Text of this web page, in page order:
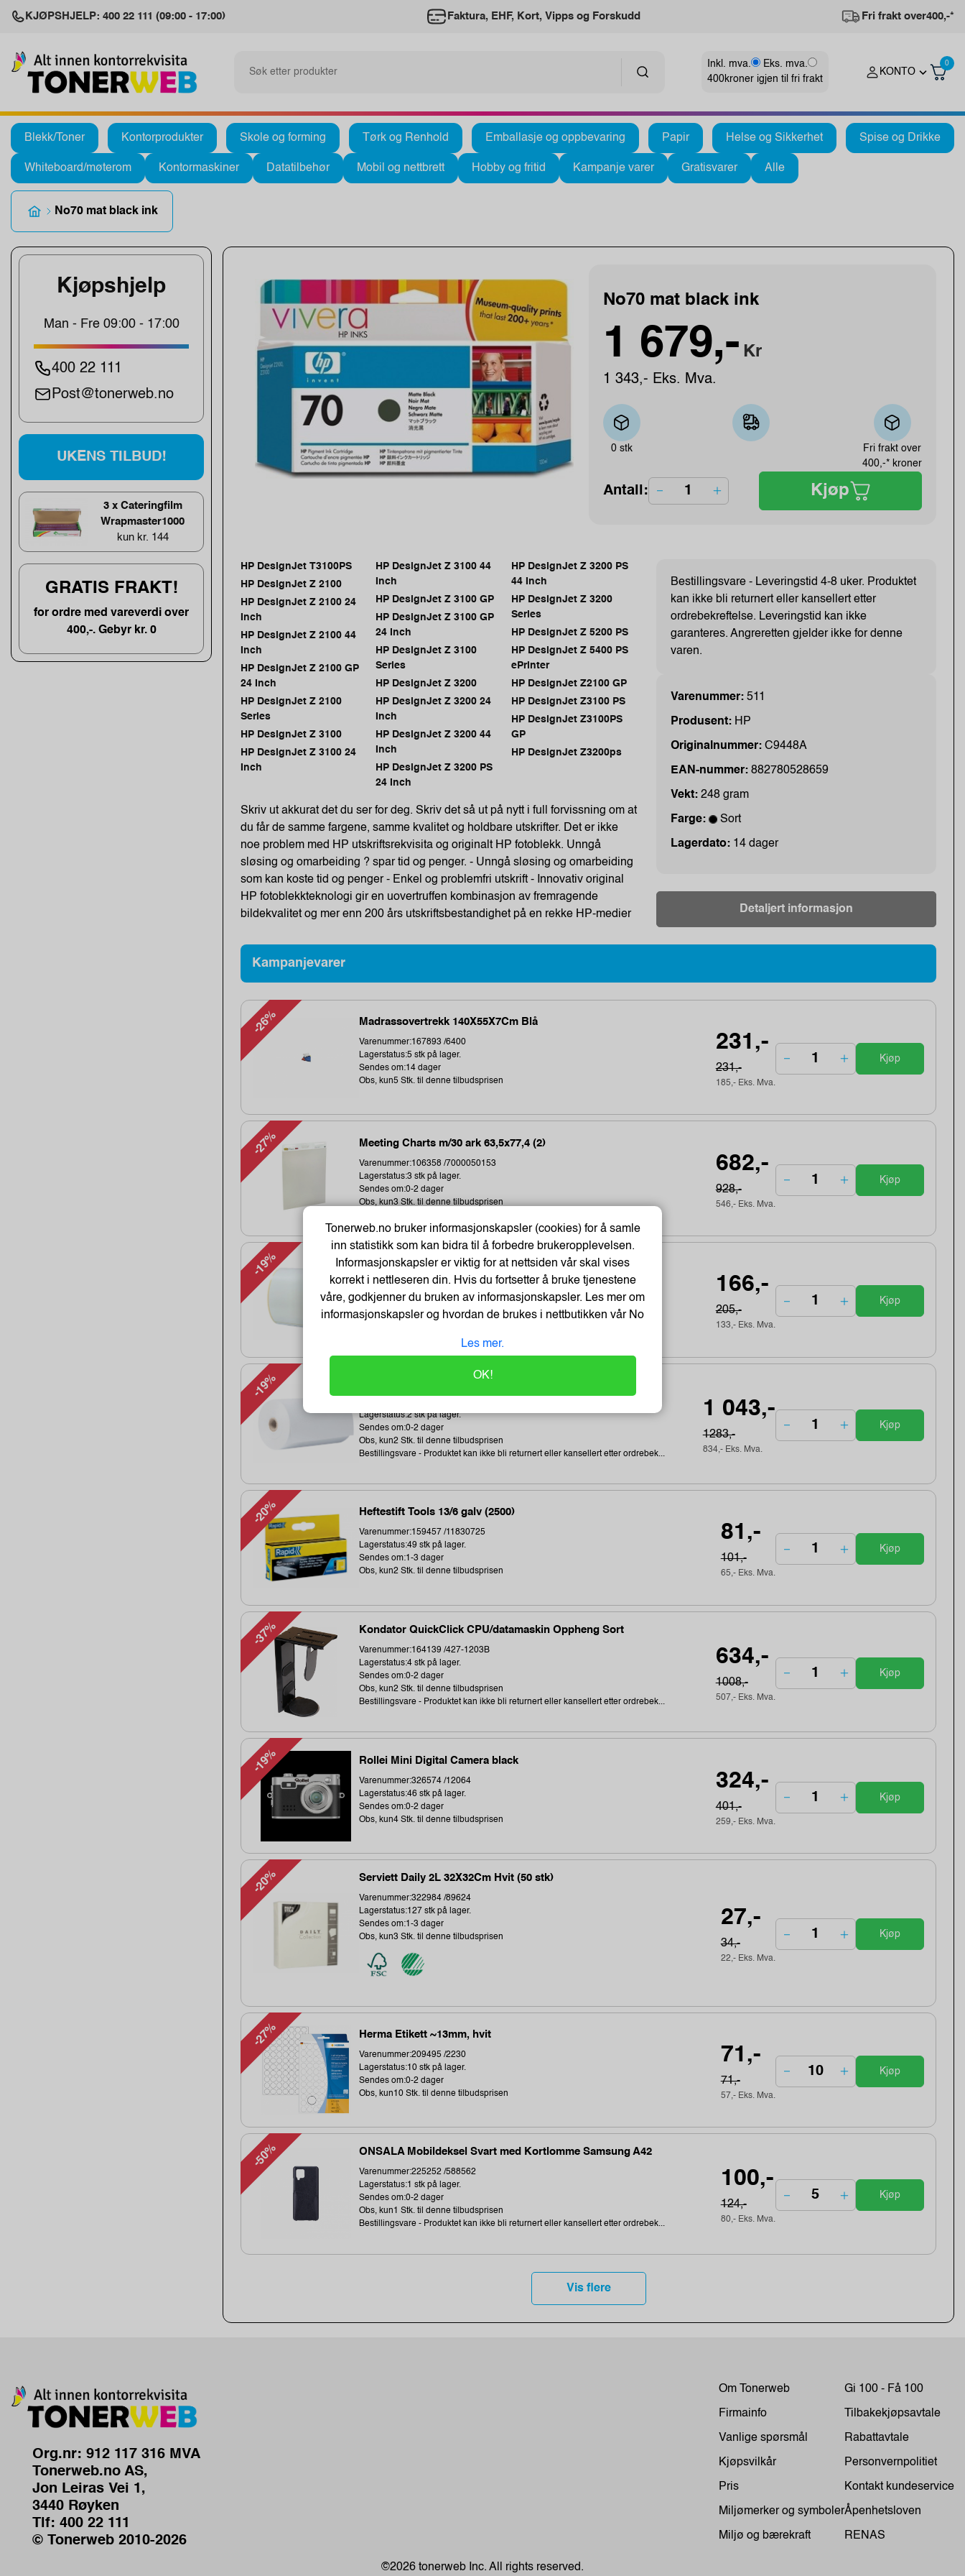
KJØPSHJELP: 400 22 111 (09:00 - 17:00) Faktura, EHF, Kort, Vipps og Forskudd Fri frakt over400,-*
Inkl. mva.
Eks. mva.
400kroner igjen til fri frakt
KONTO
0
Blekk/Toner Kontorprodukter Skole og forming Tørk og Renhold Emballasje og oppbevaring Papir Helse og Sikkerhet Spise og Drikke
Whiteboard/møterom Kontormaskiner Datatilbehør Mobil og nettbrett Hobby og fritid Kampanje varer Gratisvarer Alle
No70 mat black ink
Kjøpshjelp
Man - Fre 09:00 - 17:00
400 22 111
Post@tonerweb.no
UKENS TILBUD!
3 x Cateringfilm
Wrapmaster1000
kun kr. 144
GRATIS FRAKT!
for ordre med vareverdi over
400,-. Gebyr kr. 0
No70 mat black ink
1 679,- Kr
1 343,- Eks. Mva.
0 stk
Fri frakt over
400,-* kroner
Antall: Kjøp
HP DesignJet T3100PS
HP DesignJet Z 2100
HP DesignJet Z 2100 24
Inch
HP DesignJet Z 2100 44
Inch
HP DesignJet Z 2100 GP
24 Inch
HP DesignJet Z 2100
Series
HP DesignJet Z 3100
HP DesignJet Z 3100 24
Inch
HP DesignJet Z 3100 44
Inch
HP DesignJet Z 3100 GP
HP DesignJet Z 3100 GP
24 Inch
HP DesignJet Z 3100
Series
HP DesignJet Z 3200
HP DesignJet Z 3200 24
Inch
HP DesignJet Z 3200 44
Inch
HP DesignJet Z 3200 PS
24 Inch
HP DesignJet Z 3200 PS
44 Inch
HP DesignJet Z 3200
Series
HP DesignJet Z 5200 PS
HP DesignJet Z 5400 PS
ePrinter
HP DesignJet Z2100 GP
HP DesignJet Z3100 PS
HP DesignJet Z3100PS
GP
HP DesignJet Z3200ps
Skriv ut akkurat det du ser for deg. Skriv det så ut på nytt i full forvissning om at
du får de samme fargene, samme kvalitet og holdbare utskrifter. Det er ikke
noe problem med HP utskriftsrekvisita og originalt HP fotoblekk. Unngå
sløsing og omarbeiding ? spar tid og penger. - Unngå sløsing og omarbeiding
som kan koste tid og penger - Enkel og problemfri utskrift - Innovativ original
HP fotoblekkteknologi gir en uovertruffen kombinasjon av fremragende
bildekvalitet og mer enn 200 års utskriftsbestandighet på en rekke HP-medier
Bestillingsvare - Leveringstid 4-8 uker. Produktet
kan ikke bli returnert eller kansellert etter
ordrebekreftelse. Leveringstid kan ikke
garanteres. Angreretten gjelder ikke for denne
varen.
Varenummer:511
Produsent: HP
Originalnummer:C9448A
EAN-nummer:882780528659
Vekt:248 gram
Farge: Sort
Lagerdato: 14 dager
Detaljert informasjon
Kampanjevarer
-26% Madrassovertrekk 140X55X7Cm Blå
Varenummer:167893 /6400
Lagerstatus:5 stk på lager.
Sendes om:14 dager
Obs, kun5 Stk. til denne tilbudsprisen
231,-
231,-
185,- Eks. Mva.
Kjøp
-27% Meeting Charts m/30 ark 63,5x77,4 (2)
Varenummer:106358 /7000050153
Lagerstatus:3 stk på lager.
Sendes om:0-2 dager
Obs, kun3 Stk. til denne tilbudsprisen
682,-
928,-
546,- Eks. Mva.
Kjøp
-19% Termoetikett 102X192Mm Ø76Mm (350 stk)
Varenummer:243896 /1315306-002
Lagerstatus:673 stk på lager.
Sendes om:1-3 dager
166,-
205,-
133,- Eks. Mva.
Kjøp
-19% Direct thermal receipt roll 101,6 mm wide, 32,2 meter length
Lagerstatus:2 stk på lager.
Sendes om:0-2 dager
Obs, kun2 Stk. til denne tilbudsprisen
Bestillingsvare - Produktet kan ikke bli returnert eller kansellert etter ordrebek...
1 043,-
1283,-
834,- Eks. Mva.
Kjøp
-20% Heftestift Tools 13/6 galv (2500)
Varenummer:159457 /11830725
Lagerstatus:49 stk på lager.
Sendes om:1-3 dager
Obs, kun2 Stk. til denne tilbudsprisen
81,-
101,-
65,- Eks. Mva.
Kjøp
-37% Kondator QuickClick CPU/datamaskin Oppheng Sort
Varenummer:164139 /427-1203B
Lagerstatus:4 stk på lager.
Sendes om:0-2 dager
Obs, kun2 Stk. til denne tilbudsprisen
Bestillingsvare - Produktet kan ikke bli returnert eller kansellert etter ordrebek...
634,-
1008,-
507,- Eks. Mva.
Kjøp
-19% Rollei Mini Digital Camera black
Varenummer:326574 /12064
Lagerstatus:46 stk på lager.
Sendes om:0-2 dager
Obs, kun4 Stk. til denne tilbudsprisen
324,-
401,-
259,- Eks. Mva.
Kjøp
-20% Serviett Daily 2L 32X32Cm Hvit (50 stk)
Varenummer:322984 /89624
Lagerstatus:127 stk på lager.
Sendes om:1-3 dager
Obs, kun3 Stk. til denne tilbudsprisen
27,-
34,-
22,- Eks. Mva.
Kjøp
-27% Herma Etikett ~13mm, hvit
Varenummer:209495 /2230
Lagerstatus:10 stk på lager.
Sendes om:0-2 dager
Obs, kun10 Stk. til denne tilbudsprisen
71,-
71,-
57,- Eks. Mva.
Kjøp
-50% ONSALA Mobildeksel Svart med Kortlomme Samsung A42
Varenummer:225252 /588562
Lagerstatus:1 stk på lager.
Sendes om:0-2 dager
Obs, kun1 Stk. til denne tilbudsprisen
Bestillingsvare - Produktet kan ikke bli returnert eller kansellert etter ordrebek...
100,-
124,-
80,- Eks. Mva.
Kjøp
Vis flere
Org.nr: 912 117 316 MVA
Tonerweb.no AS,
Jon Leiras Vei 1,
3440 Røyken
Tlf: 400 22 111
© Tonerweb 2010-2026
Om Tonerweb
Firmainfo
Vanlige spørsmål
Kjøpsvilkår
Pris
Miljømerker og symboler
Miljø og bærekraft
Gi 100 - Få 100
Tilbakekjøpsavtale
Rabattavtale
Personvernpolitiet
Kontakt kundeservice
Åpenhetsloven
RENAS
©2026 tonerweb Inc. All rights reserved.
Tonerweb.no bruker informasjonskapsler (cookies) for å samle
inn statistikk som kan bidra til å forbedre brukeropplevelsen.
Informasjonskapsler er viktig for at nettsiden vår skal vises
korrekt i nettleseren din. Hvis du fortsetter å bruke tjenestene
våre, godkjenner du bruken av informasjonskapsler. Les mer om
informasjonskapsler og hvordan de brukes i nettbutikken vårNo
Les mer.
OK!